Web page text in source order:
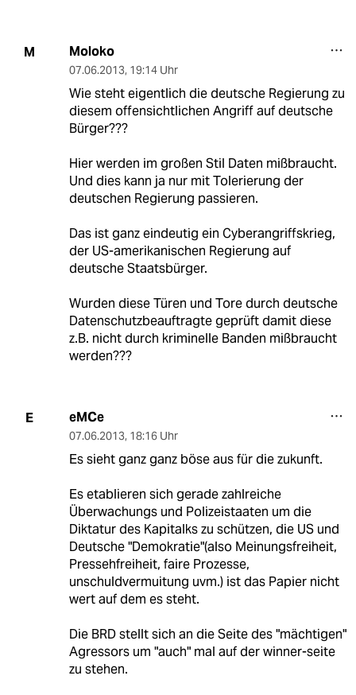
M Moloko
07.06.2013, 19:14 Uhr
Wie steht eigentlich die deutsche Regierung zu
diesem offensichtlichen Angriff auf deutsche
Bürger???
Hier werden im großen Stil Daten mißbraucht.
Und dies kann ja nur mit Tolerierung der
deutschen Regierung passieren.
Das ist ganz eindeutig ein Cyberangriffskrieg,
der US-amerikanischen Regierung auf
deutsche Staatsbürger.
Wurden diese Türen und Tore durch deutsche
Datenschutzbeauftragte geprüft damit diese
z.B. nicht durch kriminelle Banden mißbraucht
werden???
E eMCe
07.06.2013, 18:16 Uhr
Es sieht ganz ganz böse aus für die zukunft.
Es etablieren sich gerade zahlreiche
Überwachungs und Polizeistaaten um die
Diktatur des Kapitalks zu schützen, die US und
Deutsche "Demokratie"(also Meinungsfreiheit,
Pressehfreiheit, faire Prozesse,
unschuldvermuitung uvm.) ist das Papier nicht
wert auf dem es steht.
Die BRD stellt sich an die Seite des "mächtigen"
Agressors um "auch" mal auf der winner-seite
zu stehen.